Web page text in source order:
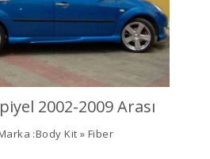
2002-2009 Arası
:Body Kit » Fiber